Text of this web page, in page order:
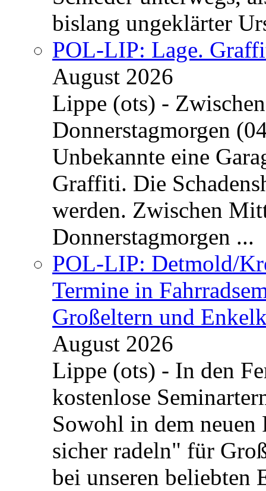
bislang ungeklärter
POL-LIP: Lage.
August 2026
Lippe (ots) -
Donnerstagmorgen
Unbekannte eine
Graffiti. Die
werden. Zwischen
Donnerstagmorgen ...
POL-LIP: Detmold/
Termine in
Großeltern und
August 2026
Lippe (ots) - In den
kostenlose
Sowohl in dem neuen
sicher radeln" für
bei unseren beliebten